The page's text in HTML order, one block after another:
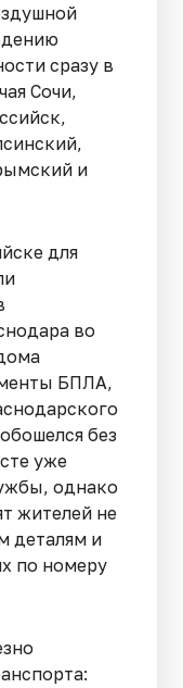
сразу в
Сочи,
и
для
во
БПЛА,
без
уже
однако
жителей не
деталям и
по номеру